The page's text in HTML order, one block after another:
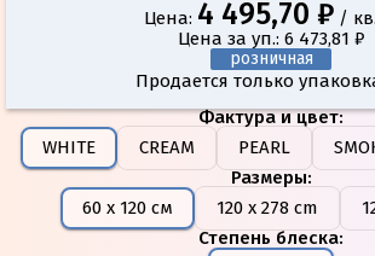
Цена: 4 495,70 ₽/
Цена за уп.: 6 473,81 ₽
розничная
Продается только
Фактура и цвет:
WHITE
CREAM PEARL
Размеры:
60 х 120 см
120 x 278 cm
Степень блеска: